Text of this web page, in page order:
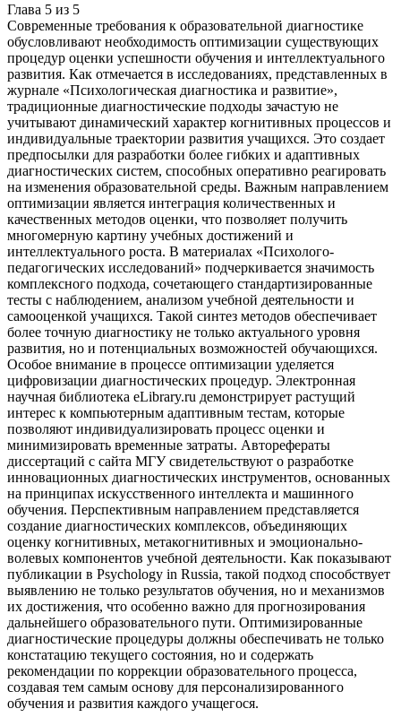
Глава 5 из 5
Современные требования к образовательной диагностике
обусловливают необходимость оптимизации существующих
процедур оценки успешности обучения и интеллектуального
развития. Как отмечается в исследованиях, представленных в
журнале «Психологическая диагностика и развитие»,
традиционные диагностические подходы зачастую не
учитывают динамический характер когнитивных процессов и
индивидуальные траектории развития учащихся. Это создает
предпосылки для разработки более гибких и адаптивных
диагностических систем, способных оперативно реагировать
на изменения образовательной среды. Важным направлением
оптимизации является интеграция количественных и
качественных методов оценки, что позволяет получить
многомерную картину учебных достижений и
интеллектуального роста. В материалах «Психолого-
педагогических исследований» подчеркивается значимость
комплексного подхода, сочетающего стандартизированные
тесты с наблюдением, анализом учебной деятельности и
самооценкой учащихся. Такой синтез методов обеспечивает
более точную диагностику не только актуального уровня
развития, но и потенциальных возможностей обучающихся.
Особое внимание в процессе оптимизации уделяется
цифровизации диагностических процедур. Электронная
научная библиотека eLibrary.ru демонстрирует растущий
интерес к компьютерным адаптивным тестам, которые
позволяют индивидуализировать процесс оценки и
минимизировать временные затраты. Авторефераты
диссертаций с сайта МГУ свидетельствуют о разработке
инновационных диагностических инструментов, основанных
на принципах искусственного интеллекта и машинного
обучения. Перспективным направлением представляется
создание диагностических комплексов, объединяющих
оценку когнитивных, метакогнитивных и эмоционально-
волевых компонентов учебной деятельности. Как показывают
публикации в Psychology in Russia, такой подход способствует
выявлению не только результатов обучения, но и механизмов
их достижения, что особенно важно для прогнозирования
дальнейшего образовательного пути. Оптимизированные
диагностические процедуры должны обеспечивать не только
констатацию текущего состояния, но и содержать
рекомендации по коррекции образовательного процесса,
создавая тем самым основу для персонализированного
обучения и развития каждого учащегося.